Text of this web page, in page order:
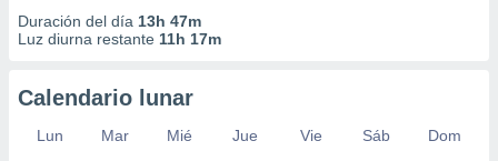
Duración del día 13h 47m
Luz diurna restante 11h 17m
Calendario lunar
Lun Mar Mié Jue Vie Sáb
Dom